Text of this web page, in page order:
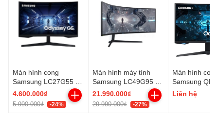
Màn hình cong
Samsung LC27G55 27
inch
LC27G55TQWEXXV
2k 144hz
4.600.000₫
5.990.000₫ -24%
Màn hình máy tính
Samsung LC49G95 -
49 inch
LC49G95TSSEXXV
21.990.000₫
29.990.000₫ -27%
Màn hình cong
Samsung
LC32G75 32"
240Hz Gsync
Liên hệ